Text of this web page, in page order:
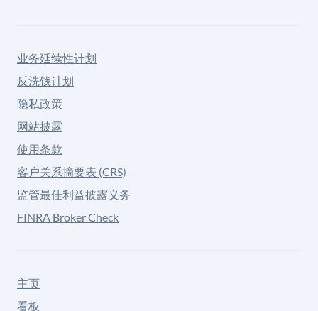
业务延续性计划
反洗钱计划
隐私政策
网站披露
使用条款
客户关系摘要表 (CRS)
监管最佳利益披露义务
FINRA Broker Check
主页
看板